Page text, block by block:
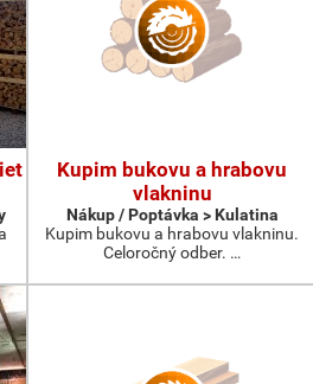
Kupim bukovu a hrabovu
vlakninu
Nákup / Poptávka > Kulatina
Kupim bukovu a hrabovu vlakninu.
Celoročný odber. …